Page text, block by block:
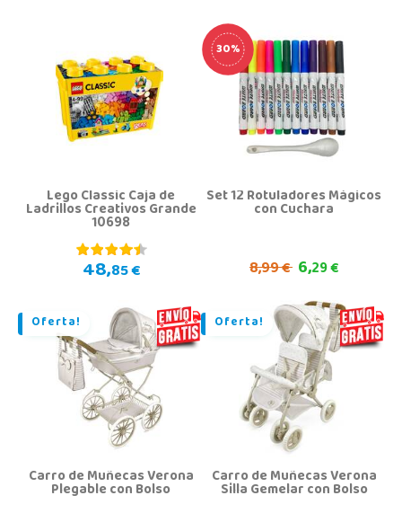
Lego Classic Caja de
Ladrillos Creativos Grande
10698
48,85 €
30%
Set 12 Rotuladores Mágicos
con Cuchara
8,99 € 6,29 €
Oferta!
Carro de Muñecas Verona
Plegable con Bolso
Oferta!
Carro de Muñecas Verona
Silla Gemelar con Bolso